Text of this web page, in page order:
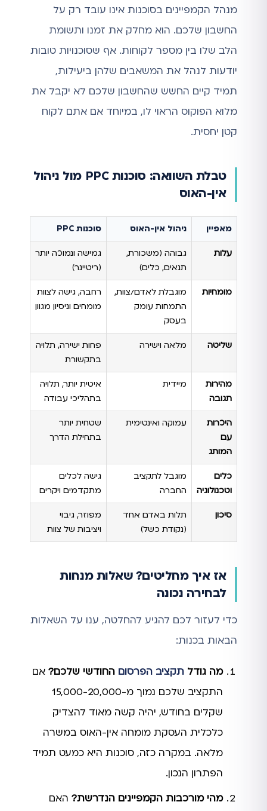
מנהל הקמפיינים בסוכנות אינו עובד רק על
החשבון שלכם. הוא מחלק את זמנו ותשומת
הלב שלו בין מספר לקוחות. אף שסוכנויות טובות
יודעות לנהל את המשאבים שלהן ביעילות,
תמיד קיים החשש שהחשבון שלכם לא יקבל את
מלוא הפוקוס הראוי לו, במיוחד אם אתם לקוח
קטן יחסית.
טבלת השוואה: סוכנות PPC מול ניהול
אין-האוס
מאפיין ניהול אין-האוס סוכנות PPC
עלות
גבוהה (משכורת,
תנאים, כלים)
גמישה ונמוכה יותר
(ריטיינר)
מומחיות
מוגבלת לאדם/צוות,
התמחות עומק
בעסק
רחבה, גישה לצוות
מומחים וניסיון מגוון
שליטה מלאה וישירה
פחות ישירה, תלויה
בתקשורת
מהירות
תגובה
מיידית
איטית יותר, תלויה
בתהליכי עבודה
היכרות
עם
המותג
עמוקה ואינטימית
שטחית יותר
בתחילת הדרך
כלים
וטכנולוגיה
מוגבל לתקציב
החברה
גישה לכלים
מתקדמים ויקרים
סיכון
תלות באדם אחד
(נקודת כשל)
מפוזר, גיבוי
ויציבות של צוות
אז איך מחליטים? שאלות מנחות
לבחירה נכונה
כדי לעזור לכם להגיע להחלטה, ענו על השאלות
הבאות בכנות:
מה גודל תקציב הפרסום החודשי שלכם? אם
התקציב שלכם נמוך מ-15,000-20,000
שקלים בחודש, יהיה קשה מאוד להצדיק
כלכלית העסקת מומחה אין-האוס במשרה
מלאה. במקרה כזה, סוכנות היא כמעט תמיד
הפתרון הנכון.
מהי מורכבות הקמפיינים הנדרשת? האם